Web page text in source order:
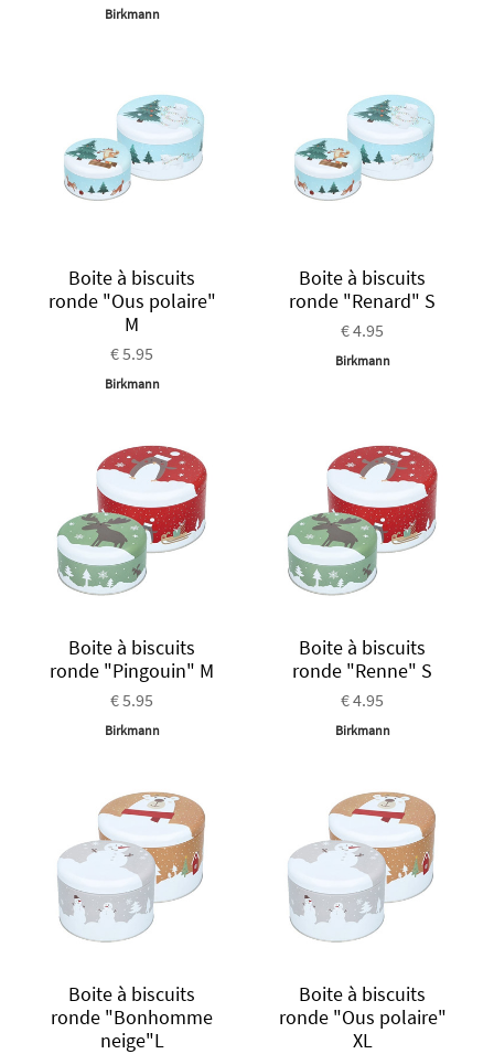
Birkmann
Boite à biscuits
ronde "Ous polaire"
M
€ 5.95
Birkmann
Boite à biscuits
ronde "Renard" S
€ 4.95
Birkmann
Boite à biscuits
ronde "Pingouin" M
€ 5.95
Birkmann
Boite à biscuits
ronde "Renne" S
€ 4.95
Birkmann
Boite à biscuits
ronde "Bonhomme
neige"L
Boite à biscuits
ronde "Ous polaire"
XL